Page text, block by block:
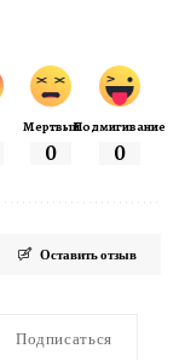
Мертвый
0
Подмигивание
0
Оставить отзыв
Подписаться